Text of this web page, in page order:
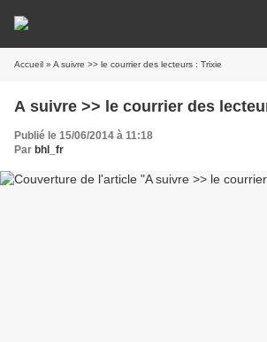
Accueil » A suivre >> le courrier des lecteurs : Trixie
A suivre >> le courrier des
Publié le 15/06/2014 à 11:18
Par bhl_fr